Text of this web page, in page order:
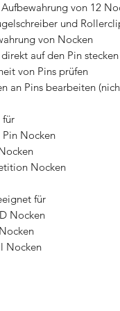
von 12
und
von Nocken
auf den Pin
von Pins prüfen
an Pins bearbeiten
für
Pin Nocken
Nocken
für
Nocken
Nocken